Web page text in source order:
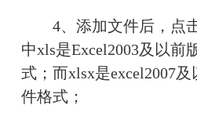
4、添加文件后，点
中xls是Excel2003及以前
式；而xlsx是excel2007
件格式；